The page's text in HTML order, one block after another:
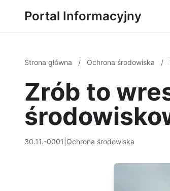
Portal Informacyjny
Strona główna / Ochrona środowiska /
Zrób to
30.11.-0001 Ochrona środowiska